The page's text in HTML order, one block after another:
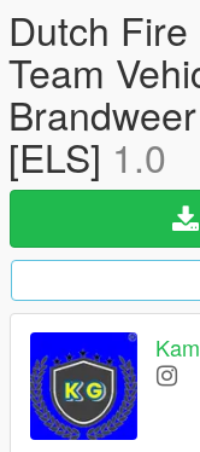
Dutch
Team
[ELS] 1.0